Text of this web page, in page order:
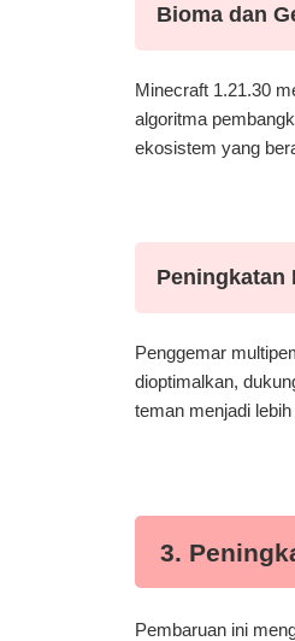
Bioma dan
Minecraft 1.21.30
algoritma
ekosistem yang
Peningkatan
Penggemar
dioptimalkan,
teman menjadi
3.
Pembaruan ini